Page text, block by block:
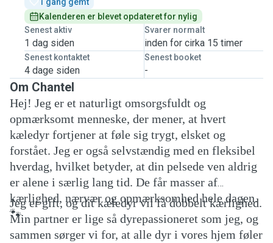
Kalenderen er blevet opdateret for nylig
Senest aktiv
1 dag siden
Svarer normalt
inden for cirka 15 timer
Senest kontaktet
4 dage siden
Senest booket
-
Om Chantel
Hej! Jeg er et naturligt omsorgsfuldt og
opmærksomt menneske, der mener, at hvert
kæledyr fortjener at føle sig trygt, elsket og
forstået. Jeg er også selvstændig med en fleksibel
hverdag, hvilket betyder, at din pelsede ven aldrig
er alene i særlig lang tid. De får masser af
kærlighed, nærvær og opmærksomhed hele dagen.
🐾
Jeg er gift, og dit kæledyr vil få dobbelt kærlighed.
Min partner er lige så dyrepassioneret som jeg, og
sammen sørger vi for, at alle dyr i vores hjem føler